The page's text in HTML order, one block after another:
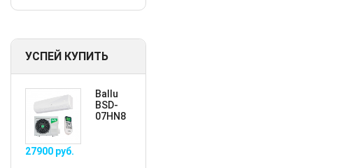
УСПЕЙ КУПИТЬ
Ballu
BSD-
07HN8
27900 руб.